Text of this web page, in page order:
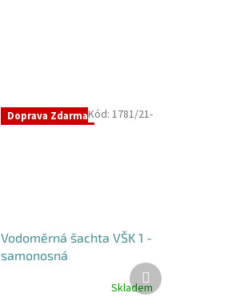
Doprava Zdarma
Vodoměrná šachta VŠK 1 -
samonosná
Skladem
Kód: 1781/21-
Další
produkt